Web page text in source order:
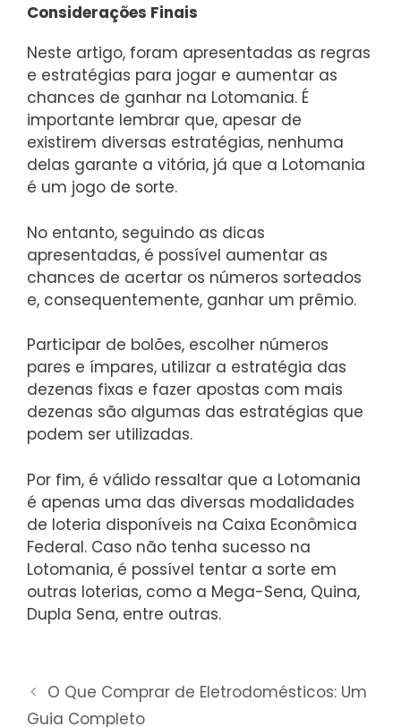
Considerações Finais
Neste artigo, foram apresentadas as regras
e estratégias para jogar e aumentar as
chances de ganhar na Lotomania. É
importante lembrar que, apesar de
existirem diversas estratégias, nenhuma
delas garante a vitória, já que a Lotomania
é um jogo de sorte.
No entanto, seguindo as dicas
apresentadas, é possível aumentar as
chances de acertar os números sorteados
e, consequentemente, ganhar um prêmio.
Participar de bolões, escolher números
pares e ímpares, utilizar a estratégia das
dezenas fixas e fazer apostas com mais
dezenas são algumas das estratégias que
podem ser utilizadas.
Por fim, é válido ressaltar que a Lotomania
é apenas uma das diversas modalidades
de loteria disponíveis na Caixa Econômica
Federal. Caso não tenha sucesso na
Lotomania, é possível tentar a sorte em
outras loterias, como a Mega-Sena, Quina,
Dupla Sena, entre outras.
O Que Comprar de Eletrodomésticos: Um
Guia Completo